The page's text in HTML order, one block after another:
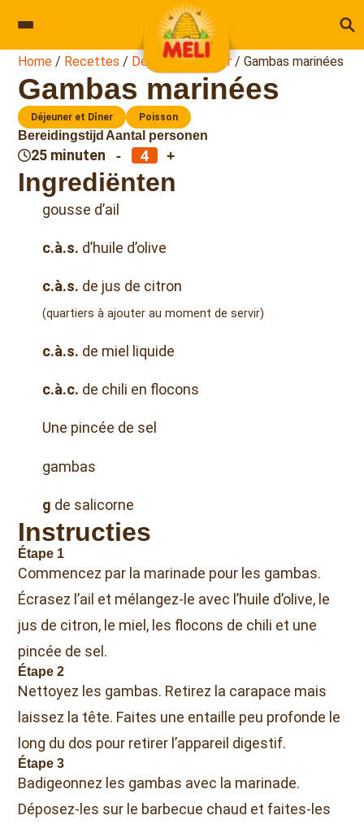
Home/ Recettes / Déjeuner et Dîner/ Gambas marinées
Gambas marinées
Déjeuner et Dîner Poisson
Bereidingstijd
25 minuten
Aantal personen
- +
Ingrediënten
gousse d’ail
c.à.s. d’huile d’olive
c.à.s. de jus de citron
(quartiers à ajouter au moment de servir)
c.à.s. de miel liquide
c.à.c. de chili en flocons
Une pincée de sel
gambas
g de salicorne
Instructies
Étape 1
Commencez par la marinade pour les gambas.
Écrasez l’ail et mélangez-le avec l’huile d’olive, le
jus de citron, le miel, les flocons de chili et une
pincée de sel.
Étape 2
Nettoyez les gambas. Retirez la carapace mais
laissez la tête. Faites une entaille peu profonde le
long du dos pour retirer l’appareil digestif.
Étape 3
Badigeonnez les gambas avec la marinade.
Déposez-les sur le barbecue chaud et faites-les